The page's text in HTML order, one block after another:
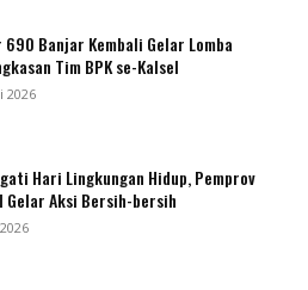
690 Banjar Kembali Gelar Lomba
Tim BPK se-Kalsel
2026
Hari Lingkungan Hidup, Pemprov
Gelar Aksi Bersih-bersih